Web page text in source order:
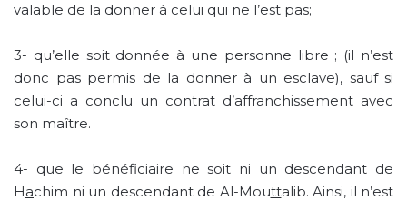
valable de la donner à celui qui ne l’est pas;
3- qu’elle soit donnée à une personne libre ; (il n’est
donc pas permis de la donner à un esclave), sauf si
celui-ci a conclu un contrat d’affranchissement avec
son maître.
4- que le bénéficiaire ne soit ni un descendant de
Hachim ni un descendant de Al-Mouttalib. Ainsi, il n’est